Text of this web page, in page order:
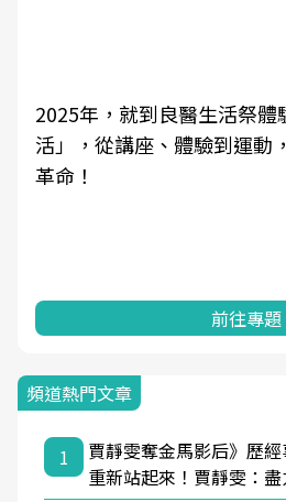
2025年，就到良醫生活祭
活」，從講座、體驗到運動
革命！
前往專題
頻道熱門文章
1
賈靜雯奪金馬影后》歷
重新站起來！賈靜雯：